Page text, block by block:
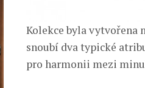
Kolekce byla vytvořena
snoubí dva typické
pro harmonii mezi